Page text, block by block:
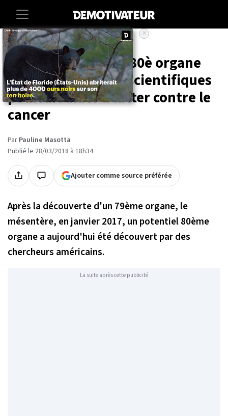
Accueil Societe
Corps humain : un 80è organe
découvert par des scientifiques
pourrait aider à lutter contre le
cancer
Par Pauline Masotta
Publié le 28/03/2018 à 18h34
Ajouter comme source préférée
Après la découverte d'un 79ème organe, le
mésentère, en janvier 2017, un potentiel 80ème
organe a aujourd'hui été découvert par des
chercheurs américains.
La suite après cette publicité
×